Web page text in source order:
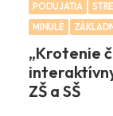
PODUJATIA
MINULÉ
„Krotenie
ZŠ a SŠ